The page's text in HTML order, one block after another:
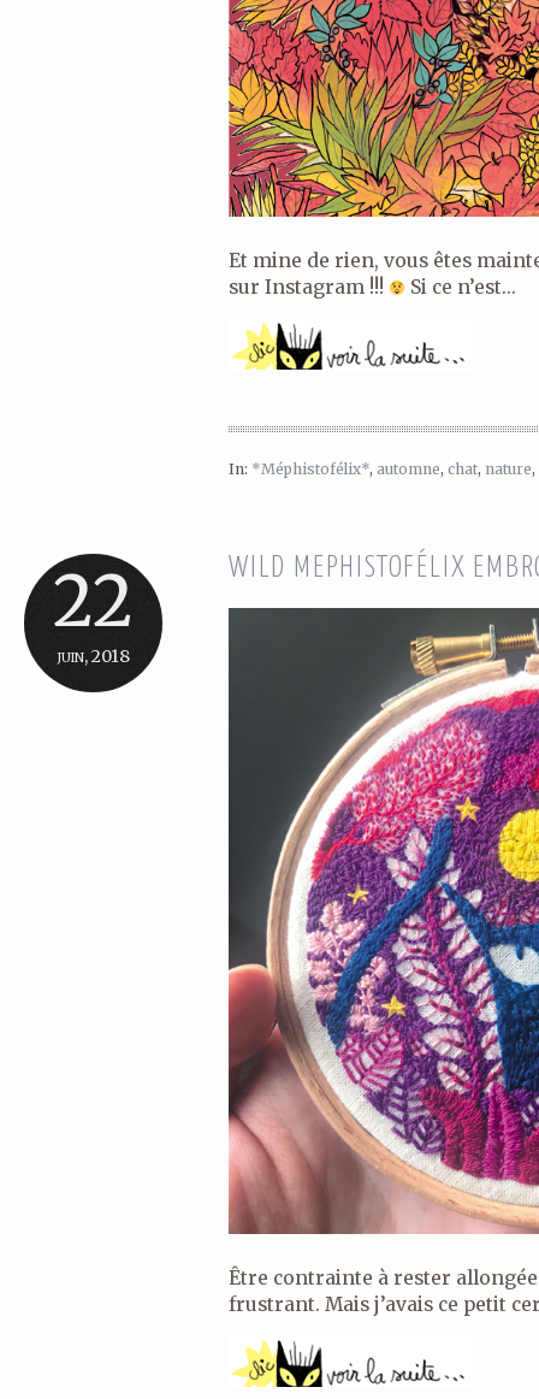
Et mine de rien, vous êtes
sur Instagram !!!
Si ce n’est...
In: *Méphistofélix*, automne, chat, nature,
22
juin, 2018
WILD MEPHISTOFÉLIX
Être contrainte à rester
frustrant. Mais j’avais ce petit